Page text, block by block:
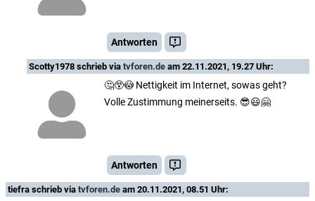
Antworten
Scotty1978 schrieb via tvforen.de am 22.11.2021, 19.27 Uhr:
🤔😲😳 Nettigkeit im Internet, sowas geht?
Volle Zustimmung meinerseits. 😎😃🤗
Antworten
tiefra schrieb via tvforen.de am 20.11.2021, 08.51 Uhr: